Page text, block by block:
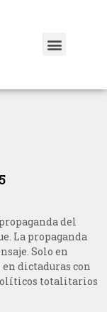
del
La propaganda
Solo en
dictaduras con
totalitarios